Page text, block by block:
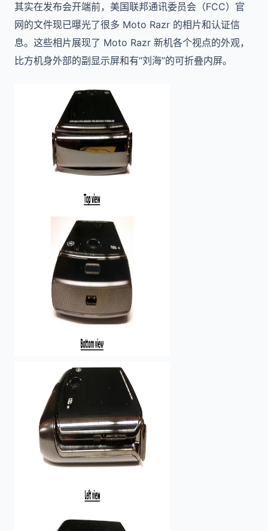
其实在发布会开端前，美国联邦通讯委员会（FCC）官
网的文件现已曝光了很多 Moto Razr 的相片和认证信
息。这些相片展现了 Moto Razr 新机各个视点的外观，
比方机身外部的副显示屏和有“刘海”的可折叠内屏。